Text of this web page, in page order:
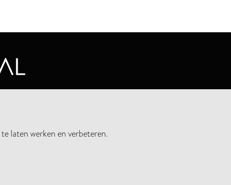
laten werken en verbeteren.